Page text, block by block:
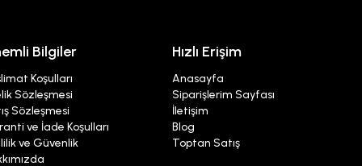
Bilgiler
Koşulları
Sözleşmesi
Sözleşmesi
ve İade Koşulları
ve Güvenlik
Hızlı Erişim
Anasayfa
Siparişlerim Sayfası
İletişim
Blog
Toptan Satış